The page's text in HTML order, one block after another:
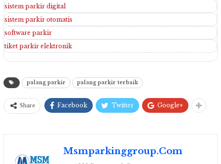
sistem parkir digital
sistem parkir otomatis
software parkir
tiket parkir elektronik
palang parkir palang parkir terbaik
Share Facebook Twitter Google+
Msmparkinggroup.com